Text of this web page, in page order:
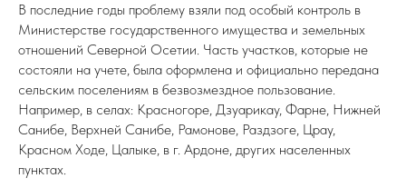
В последние годы проблему взяли под особый контроль в
Министерстве государственного имущества и земельных
отношений Северной Осетии. Часть участков, которые не
состояли на учете, была оформлена и официально передана
сельским поселениям в безвозмездное пользование.
Например, в селах: Красногоре, Дзуарикау, Фарне, Нижней
Санибе, Верхней Санибе, Рамонове, Раздзоге, Црау,
Красном Ходе, Цалыке, в г. Ардоне, других населенных
пунктах.